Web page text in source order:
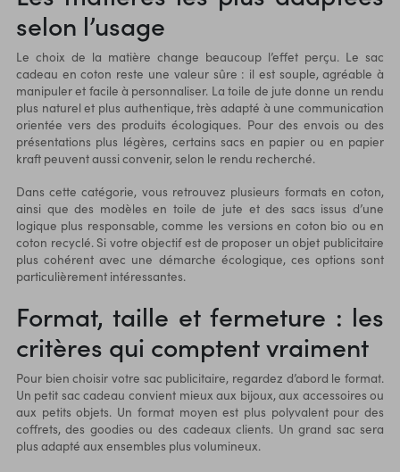
selon l’usage
Le choix de la matière change beaucoup l’effet perçu. Le sac
cadeau en coton reste une valeur sûre : il est souple, agréable à
manipuler et facile à personnaliser. Latoile de jute donne un rendu
plus naturel et plus authentique, très adapté à une communication
orientée vers des produits écologiques. Pour des envois ou des
présentations plus légères, certainssacs en papier ou en papier
kraft peuvent aussi convenir, selon le rendu recherché.
Dans cette catégorie, vous retrouvez plusieurs formats en coton,
ainsi que des modèles en toile de jute et des sacs issus d’une
logique plus responsable, comme les versions en coton bio ou en
coton recyclé. Si votre objectif est de proposer un objet publicitaire
plus cohérent avec une démarche écologique, ces options sont
particulièrement intéressantes.
Format, taille et fermeture : les
critères qui comptent vraiment
Pour bien choisir votre sac publicitaire, regardez d’abord le format.
Un petit sac cadeau convient mieux aux bijoux, aux accessoires ou
aux petits objets. Un format moyen est plus polyvalent pour des
coffrets, des goodies ou des cadeaux clients. Un grand sac sera
plus adapté aux ensembles plus volumineux.